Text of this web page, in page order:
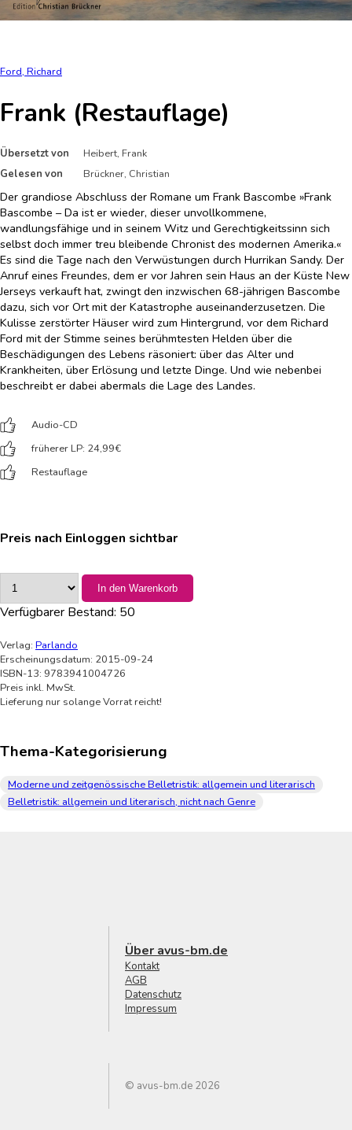
Ford, Richard
Frank (Restauflage)
Übersetzt von
Heibert, Frank
Gelesen von
Brückner, Christian
Der grandiose Abschluss der Romane um Frank Bascombe »Frank
Bascombe – Da ist er wieder, dieser unvollkommene,
wandlungsfähige und in seinem Witz und Gerechtigkeitssinn sich
selbst doch immer treu bleibende Chronist des modernen Amerika.«
Es sind die Tage nach den Verwüstungen durch Hurrikan Sandy. Der
Anruf eines Freundes, dem er vor Jahren sein Haus an der Küste New
Jerseys verkauft hat, zwingt den inzwischen 68-jährigen Bascombe
dazu, sich vor Ort mit der Katastrophe auseinanderzusetzen. Die
Kulisse zerstörter Häuser wird zum Hintergrund, vor dem Richard
Ford mit der Stimme seines berühmtesten Helden über die
Beschädigungen des Lebens räsoniert: über das Alter und
Krankheiten, über Erlösung und letzte Dinge. Und wie nebenbei
beschreibt er dabei abermals die Lage des Landes.
Audio-CD
früherer LP: 24,99€
Restauflage
Preis nach Einloggen sichtbar
In den Warenkorb
Verfügbarer Bestand: 50
Verlag: Parlando
Erscheinungsdatum: 2015-09-24
ISBN-13: 9783941004726
Preis inkl. MwSt.
Lieferung nur solange Vorrat reicht!
Thema-Kategorisierung
Moderne und zeitgenössische Belletristik: allgemein und literarisch
Belletristik: allgemein und literarisch, nicht nach Genre
Über avus-bm.de
Kontakt
AGB
Datenschutz
Impressum
© avus-bm.de 2026